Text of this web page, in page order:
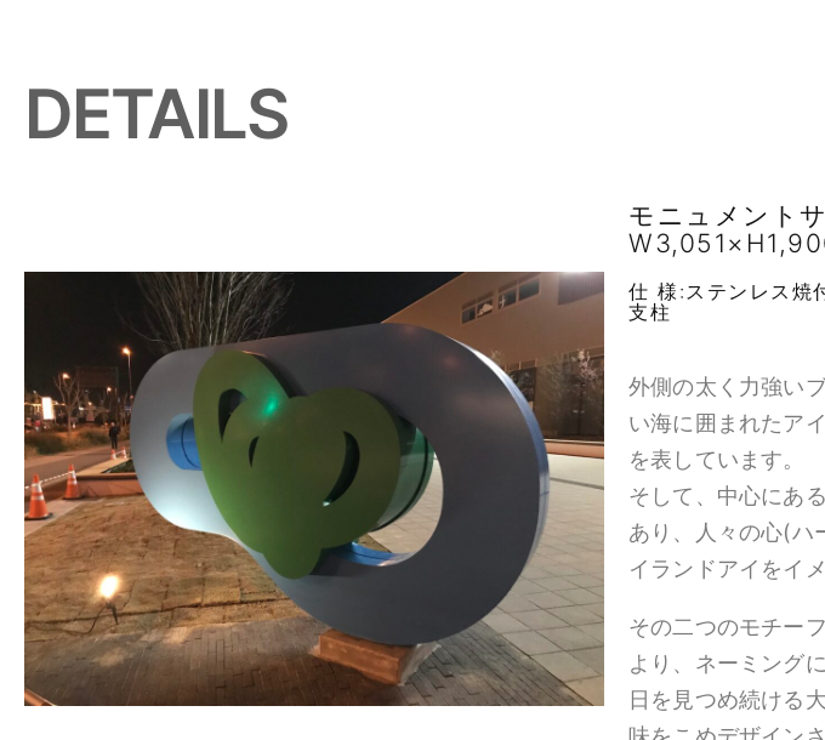
DETAILS
モニュメント
仕 様:ステンレス焼
支柱
外側の太く力強い
い海に囲まれたア
を表しています。
そして、中心にあ
あり、人々の心(ハ
イランドアイをイ
その二つのモチー
より、ネーミング
日を見つめ続ける